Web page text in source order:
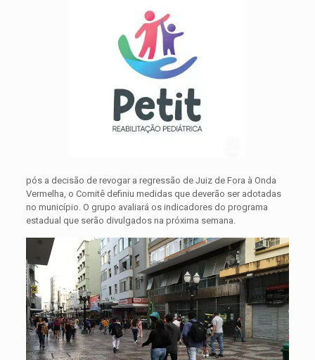
pós a decisão de revogar a regressão de Juiz de Fora à Onda
Vermelha, o Comitê definiu medidas que deverão ser adotadas
no município. O grupo avaliará os indicadores do programa
estadual que serão divulgados na próxima semana.